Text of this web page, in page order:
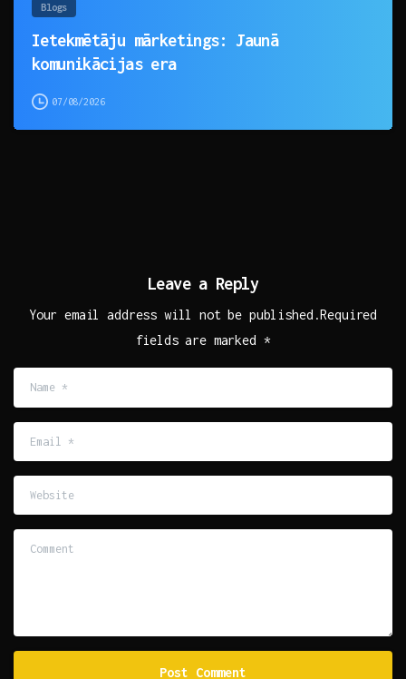
Blogs
Ietekmētāju mārketings: Jaunā
komunikācijas era
07/08/2026
Leave a Reply
Your email address will not be published.Required
fields are marked *
*
Website